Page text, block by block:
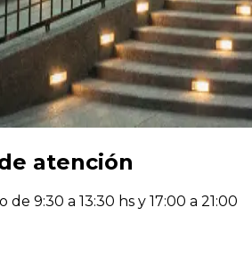
atención
de 9:30 a 13:30 hs y 17:00 a 21:00